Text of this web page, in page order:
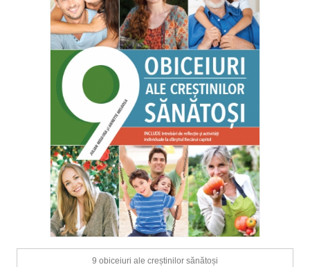
9 obiceiuri ale creștinilor sănătoși